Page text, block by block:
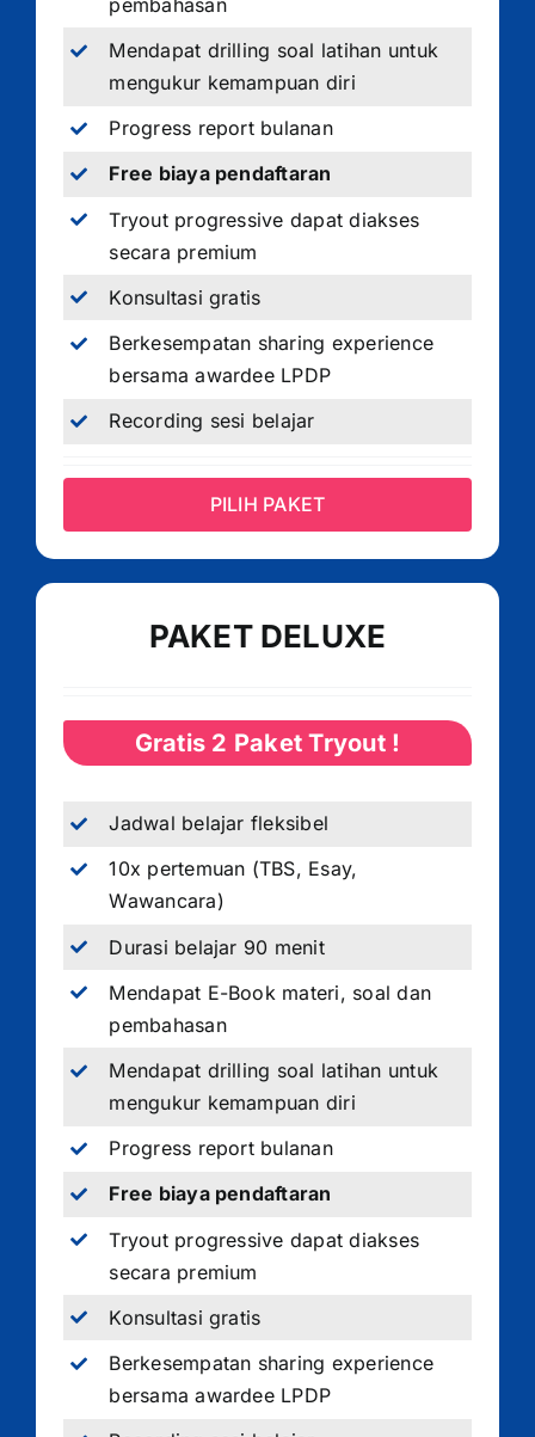
Mendapat drilling soal latihan untuk
mengukur kemampuan diri
Progress report bulanan
Free biaya pendaftaran
Tryout progressive dapat diakses
secara premium
Konsultasi gratis
Berkesempatan sharing experience
bersama awardee LPDP
Recording sesi belajar
PILIH PAKET
PAKET DELUXE
Gratis 2 Paket Tryout !
Jadwal belajar fleksibel
10x pertemuan (TBS, Esay,
Wawancara)
Durasi belajar 90 menit
Mendapat E-Book materi, soal dan
pembahasan
Mendapat drilling soal latihan untuk
mengukur kemampuan diri
Progress report bulanan
Free biaya pendaftaran
Tryout progressive dapat diakses
secara premium
Konsultasi gratis
Berkesempatan sharing experience
bersama awardee LPDP